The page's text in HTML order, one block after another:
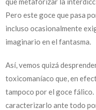
Pero este goce que pasa
incluso ocasionalmente
imaginario en el fantasma.
Así, vemos quizá
toxicomaníaco que, en
tampoco por el goce
caracterizarlo ante todo